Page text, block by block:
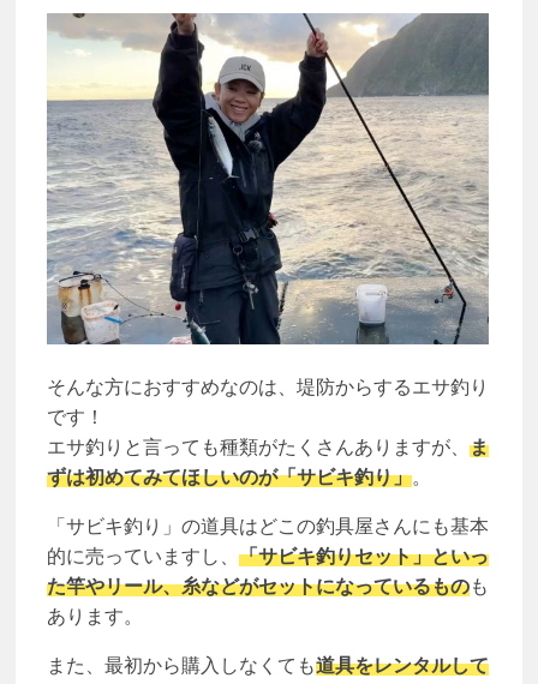
そんな方におすすめなのは、堤防からするエサ釣り
です！
エサ釣りと言っても種類がたくさんありますが、 ま
ずは初めてみてほしいのが「サビキ釣り」。
「サビキ釣り」の道具はどこの釣具屋さんにも基本
的に売っていますし、 「サビキ釣りセット」といっ
た竿やリール、糸などがセットになっているものも
あります。
また、最初から購入しなくても道具をレンタルして